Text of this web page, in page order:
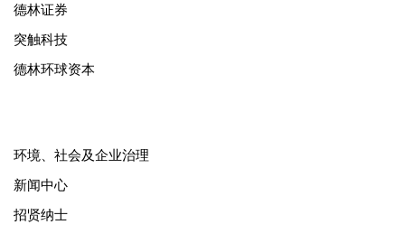
德林证券
突触科技
德林环球资本
环境、社会及企业治理
新闻中心
招贤纳士